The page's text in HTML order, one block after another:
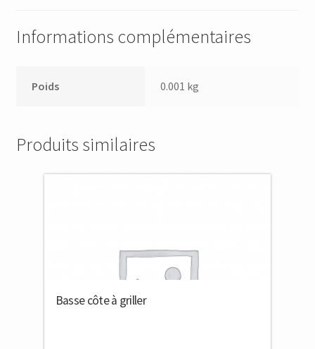
Informations complémentaires
Poids 0.001 kg
Produits similaires
Basse côte à griller